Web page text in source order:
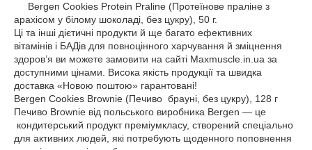
Bergen Cookies Protein Praline (Протеїнове праліне з
арахісом у білому шоколаді, без цукру), 50 г.
Ці та інші дієтичні продукти й ще багато ефективних
вітамінів і БАДів для повноцінного харчування й зміцнення
здоров’я ви можете замовити на сайті Maxmuscle.in.ua за
доступними цінами. Висока якість продукції та швидка
доставка «Новою поштою» гарантовані!
Bergen Cookies Brownie (Печиво брауні, без цукру), 128 г
Печиво Brownie від польського виробника Bergen — це
кондитерський продукт преміумкласу, створений спеціально
для активних людей, які потребують щоденного поповнення